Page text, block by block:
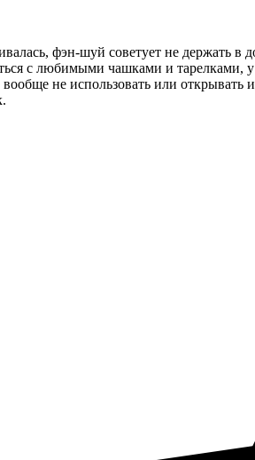
фэн-шуй советует не держать
с любимыми чашками и
не использовать или